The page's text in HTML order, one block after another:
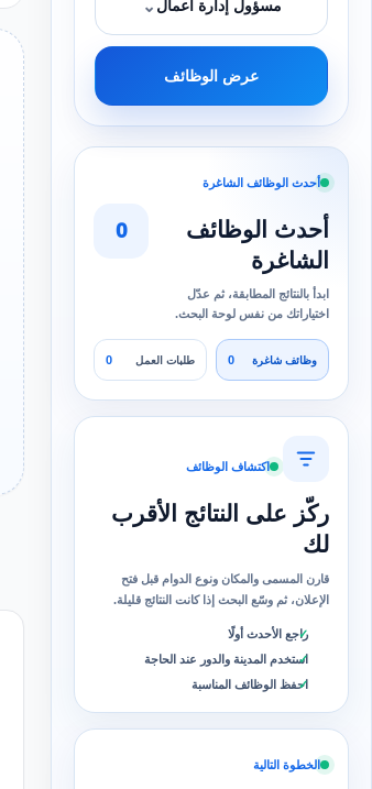
مسؤول إدارة أعمال ⌄
عرض الوظائف
أحدث الوظائف الشاغرة
أحدث الوظائف
الشاغرة
ابدأ بالنتائج المطابقة، ثم عدّل
اختياراتك من نفس لوحة البحث.
0
وظائف شاغرة 0 طلبات العمل 0
اكتشاف الوظائف
ركّز على النتائج الأقرب
لك
قارن المسمى والمكان ونوع الدوام قبل فتح
الإعلان، ثم وسّع البحث إذا كانت النتائج قليلة.
راجع الأحدث أولًا
استخدم المدينة والدور عند الحاجة
احفظ الوظائف المناسبة
الخطوة التالية